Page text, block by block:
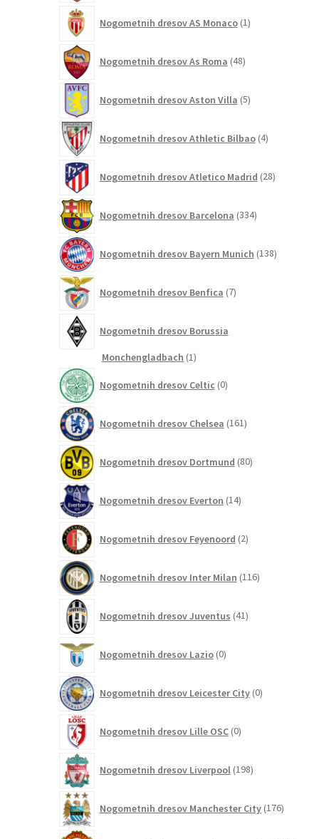
Nogometnih dresov AS Monaco 1izdelek
Nogometnih dresov As Roma 48izdelkov
Nogometnih dresov Aston Villa 5izdelkov
Nogometnih dresov Athletic Bilbao 4izdelki
Nogometnih dresov Atletico Madrid 28izdelkov
Nogometnih dresov Barcelona 334izdelkov
Nogometnih dresov Bayern Munich 138izdelkov
Nogometnih dresov Benfica 7izdelkov
Nogometnih dresov Borussia
Monchengladbach 11
Nogometnih dresov Celtic 0izdelkov
Nogometnih dresov Chelsea 161izdelkov
Nogometnih dresov Dortmund 80izdelkov
Nogometnih dresov Everton 14izdelkov
Nogometnih dresov Feyenoord 2izdelka
Nogometnih dresov Inter Milan 116izdelkov
Nogometnih dresov Juventus 41izdelkov
Nogometnih dresov Lazio 0izdelkov
Nogometnih dresov Leicester City 0izdelkov
Nogometnih dresov Lille OSC 0izdelkov
Nogometnih dresov Liverpool 198izdelkov
Nogometnih dresov Manchester City 176izdelkov